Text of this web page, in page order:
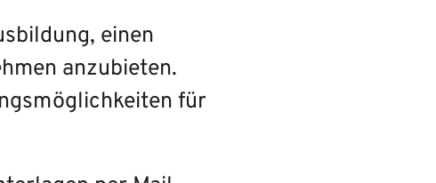
einen
anzubieten.
für